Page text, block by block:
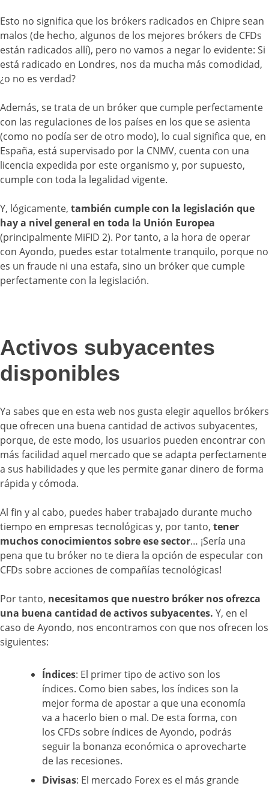
Esto no significa que los brókers radicados en Chipre sean
malos (de hecho, algunos de los mejores brókers de CFDs
están radicados allí), pero no vamos a negar lo evidente: Si
está radicado en Londres, nos da mucha más comodidad,
¿o no es verdad?
Además, se trata de un bróker que cumple perfectamente
con las regulaciones de los países en los que se asienta
(como no podía ser de otro modo), lo cual significa que, en
España, está supervisado por la CNMV, cuenta con una
licencia expedida por este organismo y, por supuesto,
cumple con toda la legalidad vigente.
Y, lógicamente, también cumple con la legislación que
hay a nivel general en toda la Unión Europea
(principalmente MiFID 2). Por tanto, a la hora de operar
con Ayondo, puedes estar totalmente tranquilo, porque no
es un fraude ni una estafa, sino un bróker que cumple
perfectamente con la legislación.
Activos subyacentes
disponibles
Ya sabes que en esta web nos gusta elegir aquellos brókers
que ofrecen una buena cantidad de activos subyacentes,
porque, de este modo, los usuarios pueden encontrar con
más facilidad aquel mercado que se adapta perfectamente
a sus habilidades y que les permite ganar dinero de forma
rápida y cómoda.
Al fin y al cabo, puedes haber trabajado durante mucho
tiempo en empresas tecnológicas y, por tanto, tener
muchos conocimientos sobre ese sector… ¡Sería una
pena que tu bróker no te diera la opción de especular con
CFDs sobre acciones de compañías tecnológicas!
Por tanto, necesitamos que nuestro bróker nos ofrezca
una buena cantidad de activos subyacentes. Y, en el
caso de Ayondo, nos encontramos con que nos ofrecen los
siguientes:
Índices: El primer tipo de activo son los
índices. Como bien sabes, los índices son la
mejor forma de apostar a que una economía
va a hacerlo bien o mal. De esta forma, con
los CFDs sobre índices de Ayondo, podrás
seguir la bonanza económica o aprovecharte
de las recesiones.
Divisas: El mercado Forex es el más grande